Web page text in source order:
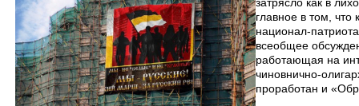
главное в том,
национал-
всеобщее
работающая на
чиновнично-
проработан и